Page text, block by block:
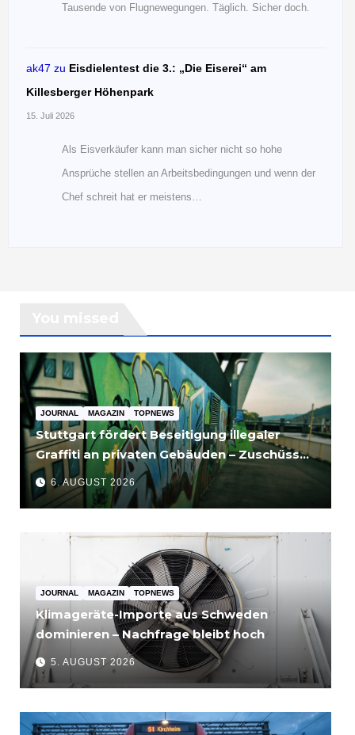
Tausende von Flugnewegungen. Täglich. Sicher doch.
ak47 zu Eisdielentest die 3.: „Die Eiserei“ am
Killesberger Höhenpark
15. Juli 2026
Als Eisverkäufer kann man sicher nicht so hohe
Ansprüche stellen an Arbeitsbedingungen und wenn der
Chef schreit hat er meistens…
JOURNAL MAGAZIN TOPNEWS
Stuttgart fördert Beseitigung illegaler
Graffiti an privaten Gebäuden – Zuschüsse
bis 3.500 Euro
6. AUGUST 2026
JOURNAL MAGAZIN TOPNEWS
Klimageräte-Importe aus Schweden
dominieren – Nachfrage bleibt hoch
5. AUGUST 2026